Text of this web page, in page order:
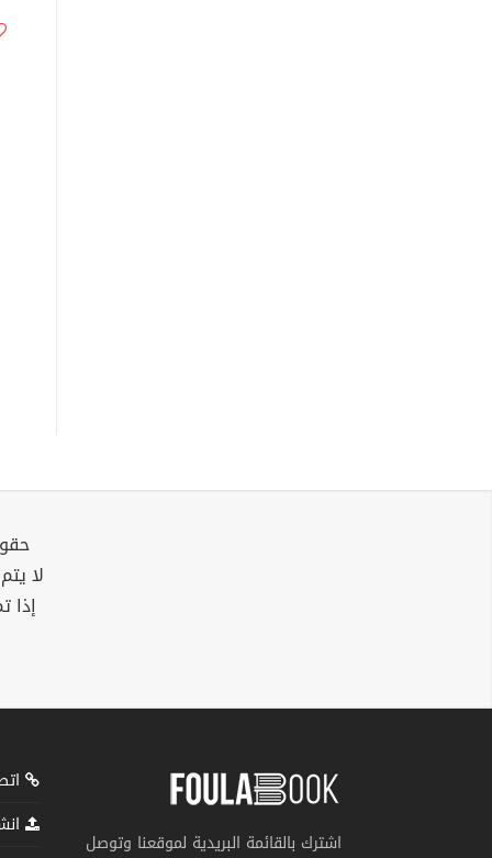
لا
إذا
اشترك بالقائمة البريدية لموقعنا وتوصل